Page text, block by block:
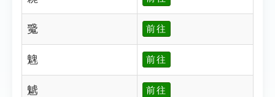
䰥 前往
䰦 前往
䰧 前往